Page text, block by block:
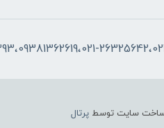
سایت توسطپرتال